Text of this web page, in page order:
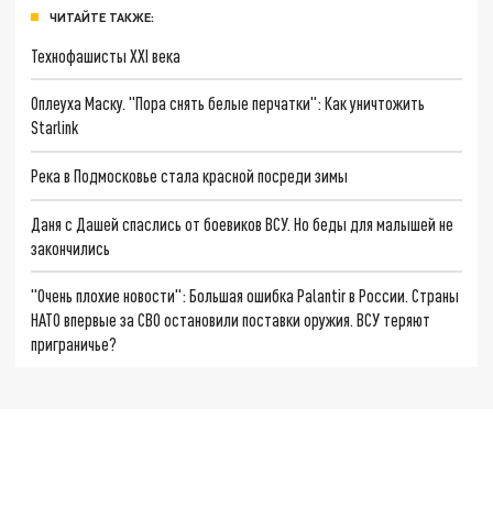
ЧИТАЙТЕ ТАКЖЕ:
Технофашисты XXI века
Оплеуха Маску. "Пора снять белые перчатки": Как уничтожить
Starlink
Река в Подмосковье стала красной посреди зимы
Даня с Дашей спаслись от боевиков ВСУ. Но беды для малышей не
закончились
"Очень плохие новости": Большая ошибка Palantir в России. Страны
НАТО впервые за СВО остановили поставки оружия. ВСУ теряют
приграничье?